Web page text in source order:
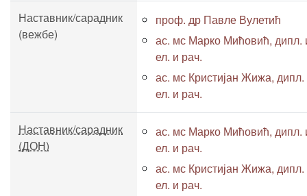
Наставник/сарадник
(вежбе)
проф. др Павле Вулетић
ас. мс Марко Мићовић, дипл.
ел. и рач.
ас. мс Кристијан Жижа,
ел. и рач.
Наставник/сарадник
(ДОН)
ас. мс Марко Мићовић, дипл.
ел. и рач.
ас. мс Кристијан Жижа,
ел. и рач.